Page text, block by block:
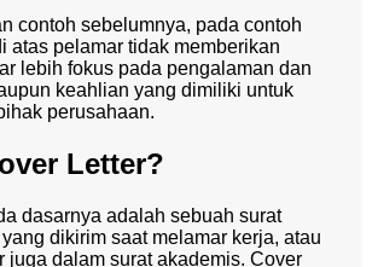
contoh sebelumnya, pada contoh
atas pelamar tidak memberikan
lebih fokus pada pengalaman dan
keahlian yang dimiliki untuk
perusahaan.
Letter?
dasarnya adalah sebuah surat
dikirim saat melamar kerja, atau
juga dalam surat akademis. Cover